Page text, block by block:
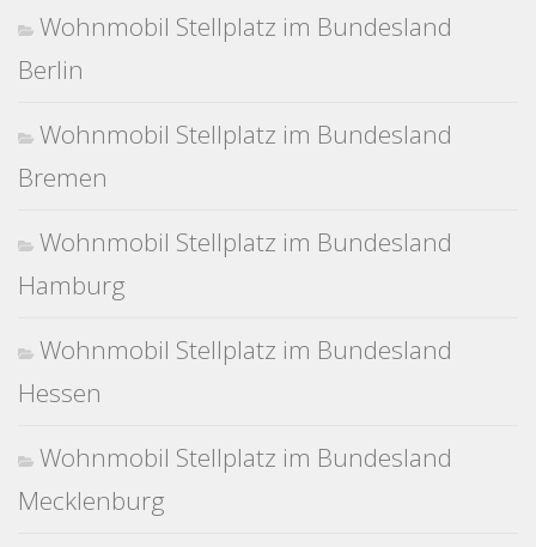
Wohnmobil Stellplatz im Bundesland
Berlin
Wohnmobil Stellplatz im Bundesland
Bremen
Wohnmobil Stellplatz im Bundesland
Hamburg
Wohnmobil Stellplatz im Bundesland
Hessen
Wohnmobil Stellplatz im Bundesland
Mecklenburg